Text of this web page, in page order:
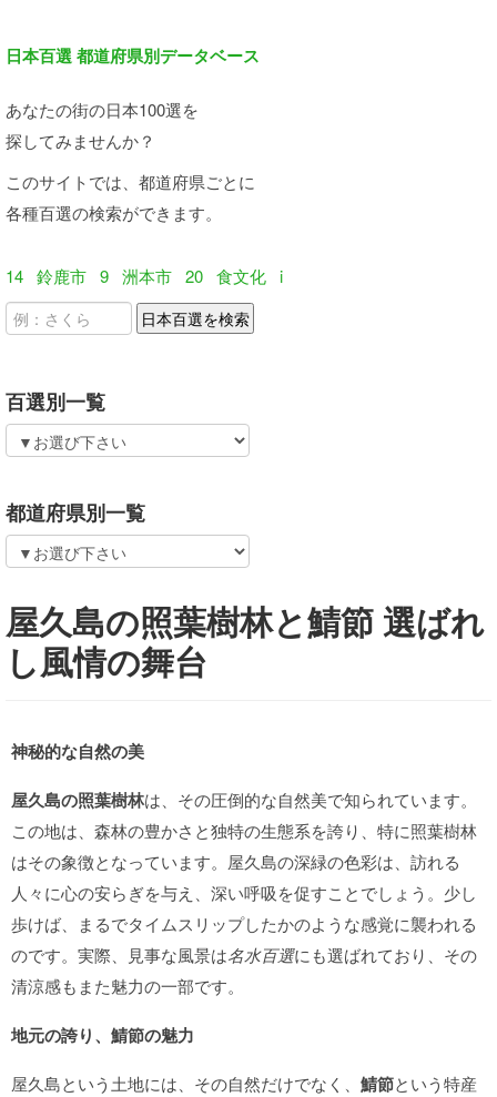
日本百選 都道府県別データベース
あなたの街の日本100選を
探してみませんか？
このサイトでは、都道府県ごとに
各種百選の検索ができます。
14 鈴鹿市 9 洲本市 20 食文化 i
百選別一覧
都道府県別一覧
屋久島の照葉樹林と鯖節 選ばれ
し風情の舞台
神秘的な自然の美
屋久島の照葉樹林は、その圧倒的な自然美で知られています。
この地は、森林の豊かさと独特の生態系を誇り、特に照葉樹林
はその象徴となっています。屋久島の深緑の色彩は、訪れる
人々に心の安らぎを与え、深い呼吸を促すことでしょう。少し
歩けば、まるでタイムスリップしたかのような感覚に襲われる
のです。実際、見事な風景は名水百選にも選ばれており、その
清涼感もまた魅力の一部です。
地元の誇り、鯖節の魅力
屋久島という土地には、その自然だけでなく、 鯖節という特産